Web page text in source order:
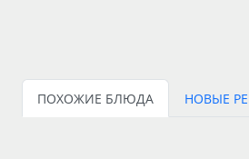
ПОХОЖИЕ БЛЮДА НОВЫЕ